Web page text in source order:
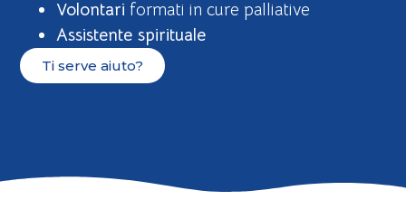
Volontari formati in cure palliative
Assistente spirituale
Ti serve aiuto?